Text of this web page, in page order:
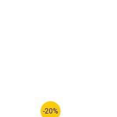
-20%